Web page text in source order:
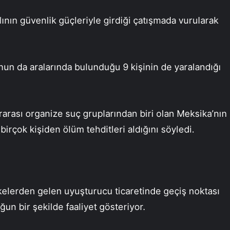
güvenlik güçleriyle girdiği çatışmada vurularak
da aralarında bulunduğu 9 kişinin de yaralandığı
organize suç gruplarından biri olan Meksika’nın
kişiden ölüm tehditleri aldığını söyledi.
gelen uyuşturucu ticaretinde geçiş noktası
bir şekilde faaliyet gösteriyor.